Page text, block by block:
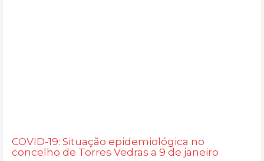
COVID-19: Situação epidemiológica no
concelho de Torres Vedras a 9 de janeiro